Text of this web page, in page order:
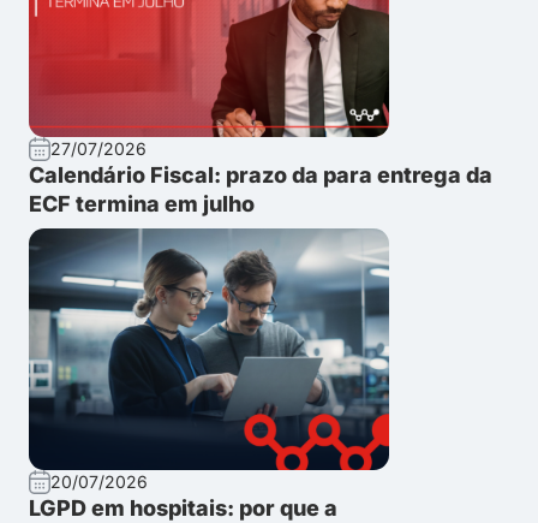
27/07/2026
Calendário Fiscal: prazo da para entrega da
ECF termina em julho
20/07/2026
LGPD em hospitais: por que a